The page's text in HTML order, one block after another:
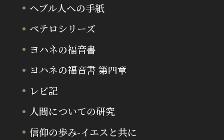
ヘブル人への手紙
ペテロシリーズ
ヨハネの福音書
ヨハネの福音書 第四章
レビ記
人間についての研究
信仰の歩み-イエスと共に